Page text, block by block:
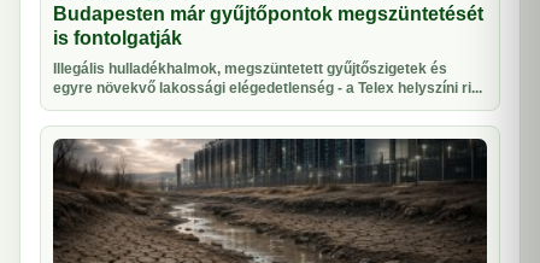
Budapesten már gyűjtőpontok megszüntetését
is fontolgatják
Illegális hulladékhalmok, megszüntetett gyűjtőszigetek és
egyre növekvő lakossági elégedetlenség - a Telex helyszíni ri...